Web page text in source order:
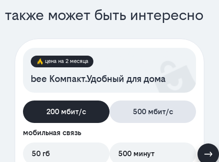
также может быть интересно
цена на 2 месяца
bee Компакт.Удобный для дома
200 мбит/с 500 мбит/с
мобильная связь
50 гб 500 минут